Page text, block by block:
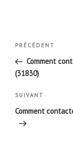
Navigation
l’article
Article
précédent
PRÉCÉDENT
Comment
(31830)
Article
suivant
SUIVANT
Comment